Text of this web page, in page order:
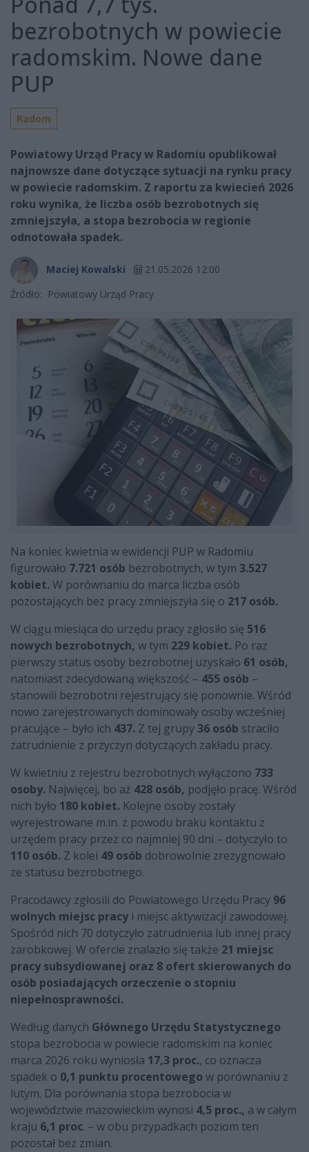
bezrobotnych w powiecie
radomskim. Nowe dane
PUP
Radom
Powiatowy Urząd Pracy w Radomiu opublikował
najnowsze dane dotyczące sytuacji na rynku pracy
w powiecie radomskim. Z raportu za kwiecień 2026
roku wynika, że liczba osób bezrobotnych się
zmniejszyła, a stopa bezrobocia w regionie
odnotowała spadek.
Maciej Kowalski
21.05.2026 12:00
Źródło: Powiatowy Urząd Pracy
Na koniec kwietnia w ewidencji PUP w Radomiu
figurowało 7.721 osób bezrobotnych, w tym 3.527
kobiet. W porównaniu do marca liczba osób
pozostających bez pracy zmniejszyła się o 217 osób.
W ciągu miesiąca do urzędu pracy zgłosiło się 516
nowych bezrobotnych, w tym 229 kobiet. Po raz
pierwszy status osoby bezrobotnej uzyskało 61 osób,
natomiast zdecydowaną większość – 455 osób –
stanowili bezrobotni rejestrujący się ponownie. Wśród
nowo zarejestrowanych dominowały osoby wcześniej
pracujące – było ich 437. Z tej grupy36 osób straciło
zatrudnienie z przyczyn dotyczących zakładu pracy.
W kwietniu z rejestru bezrobotnych wyłączono 733
osoby. Najwięcej, bo aż 428 osób, podjęło pracę. Wśród
nich było 180 kobiet. Kolejne osoby zostały
wyrejestrowane m.in. z powodu braku kontaktu z
urzędem pracy przez co najmniej 90 dni – dotyczyło to
110 osób. Z kolei 49 osób dobrowolnie zrezygnowało
ze statusu bezrobotnego.
Pracodawcy zgłosili do Powiatowego Urzędu Pracy 96
wolnych miejsc pracy i miejsc aktywizacji zawodowej.
Spośród nich 70 dotyczyło zatrudnienia lub innej pracy
zarobkowej. W ofercie znalazło się także 21 miejsc
pracy subsydiowanej oraz 8 ofert skierowanych do
osób posiadających orzeczenie o stopniu
niepełnosprawności.
Według danych Głównego Urzędu Statystycznego
stopa bezrobocia w powiecie radomskim na koniec
marca 2026 roku wyniosła 17,3 proc., co oznacza
spadek o 0,1 punktu procentowego w porównaniu z
lutym. Dla porównania stopa bezrobocia w
województwie mazowieckim wynosi 4,5 proc., a w całym
kraju 6,1 proc. – w obu przypadkach poziom ten
pozostał bez zmian.